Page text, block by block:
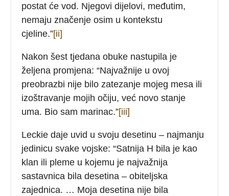
postat će vod. Njegovi dijelovi, međutim,
nemaju značenje osim u kontekstu
cjeline.”[ii]
Nakon šest tjedana obuke nastupila je
željena promjena: “Najvažnije u ovoj
preobrazbi nije bilo zatezanje mojeg mesa ili
izoštravanje mojih očiju, već novo stanje
uma. Bio sam marinac.”[iii]
Leckie daje uvid u svoju desetinu – najmanju
jedinicu svake vojske: “Satnija H bila je kao
klan ili pleme u kojemu je najvažnija
sastavnica bila desetina – obiteljska
zajednica. … Moja desetina nije bila